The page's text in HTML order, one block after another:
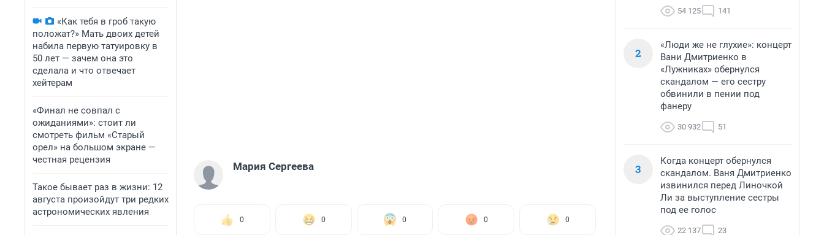
«Как тебя в гроб такую
положат?» Мать двоих детей
набила первую татуировку в
50 лет — зачем она это
сделала и что отвечает
хейтерам
«Финал не совпал с
ожиданиями»: стоит ли
смотреть фильм «Старый
орел» на большом экране —
честная рецензия
Такое бывает раз в жизни: 12
августа произойдут три редких
астрономических явления
Мария Сергеева
0 0 0 0 0
54 125 141
2
«Люди же не глухие»: концерт
Вани Дмитриенко в
«Лужниках» обернулся
скандалом — его сестру
обвинили в пении под
фанеру
30 932 51
3
Когда концерт обернулся
скандалом. Ваня Дмитриенко
извинился перед Линочкой
Ли за выступление сестры
под ее голос
22 137 23